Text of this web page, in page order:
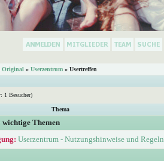
Original » Userzentrum » Usertreffen
1 Besucher)
Thema
Themen
Userzentrum - Nutzungshinweise und Regeln